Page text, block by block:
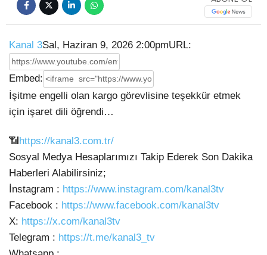
Kanal 3Sal, Haziran 9, 2026 2:00pmURL:
Embed:
İşitme engelli olan kargo görevlisine teşekkür etmek
için işaret dili öğrendi…
📶https://kanal3.com.tr/
Sosyal Medya Hesaplarımızı Takip Ederek Son Dakika
Haberleri Alabilirsiniz;
İnstagram : https://www.instagram.com/kanal3tv
Facebook : https://www.facebook.com/kanal3tv
X: https://x.com/kanal3tv
Telegram : https://t.me/kanal3_tv